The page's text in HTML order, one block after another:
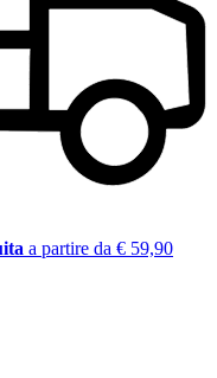
a partire da € 59,90